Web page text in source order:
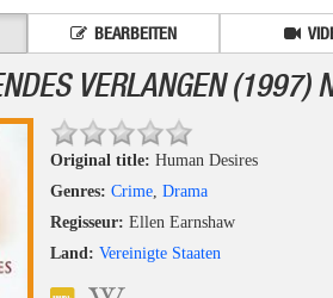
BEARBEITEN
VERLANGEN (1997)
Original title: Human Desires
Genres: Crime, Drama
Regisseur: Ellen Earnshaw
Land: Vereinigte Staaten